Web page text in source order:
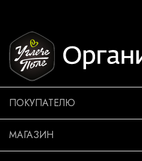
ПОКУПАТЕЛЮ
МАГАЗИН